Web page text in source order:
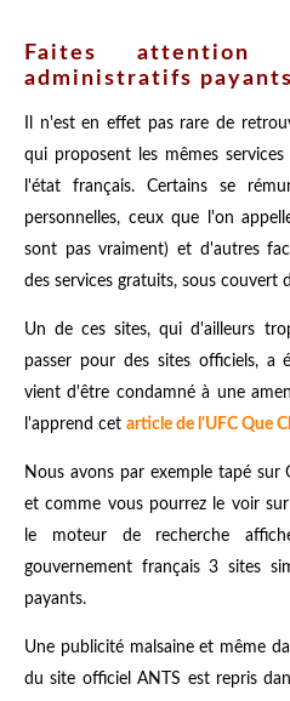
Faites attention
administratifs
Il n'est en effet pas rare de
qui proposent les mêmes
l'état français. Certains se
personnelles, ceux que l'on
sont pas vraiment) et d'autres
des services gratuits, sous couvert
Un de ces sites, qui d'ailleurs
passer pour des sites officiels, a
vient d'être condamné à une
l'apprend cet article de l'UFC Que
Nous avons par exemple tapé sur
et comme vous pourrez le voir
le moteur de recherche
gouvernement français 3 sites
payants.
Une publicité malsaine et même
du site officiel ANTS est repris